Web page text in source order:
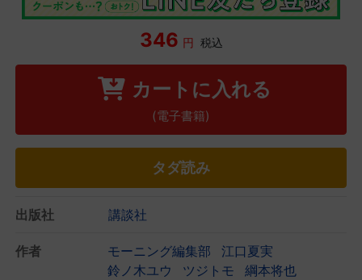
346 円 税込
カートに入れる
(電子書籍)
タダ読み
出版社 講談社
作者 モーニング編集部
江口夏実
鈴ノ木ユウ
ツジトモ
綱本将也